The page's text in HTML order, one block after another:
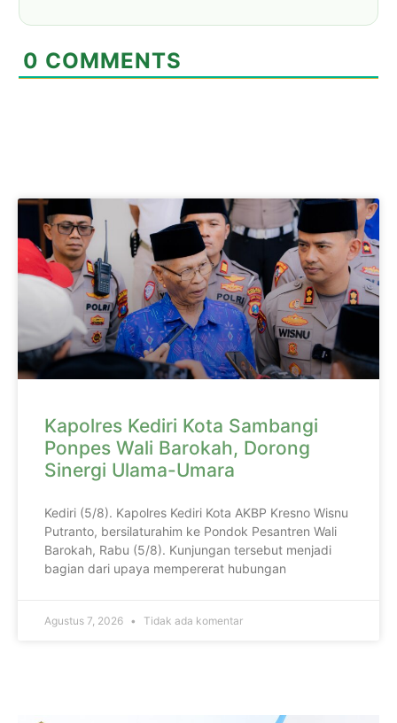
0 COMMENTS
Kapolres Kediri Kota Sambangi
Ponpes Wali Barokah, Dorong
Sinergi Ulama-Umara
Kediri (5/8). Kapolres Kediri Kota AKBP Kresno Wisnu
Putranto, bersilaturahim ke Pondok Pesantren Wali
Barokah, Rabu (5/8). Kunjungan tersebut menjadi
bagian dari upaya mempererat hubungan
Agustus 7, 2026 Tidak ada komentar